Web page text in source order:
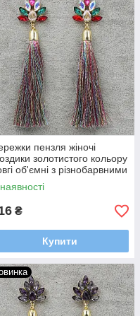
пензля жіночі
золотистого кольору
об'ємні з різнобарвними
довжина 11 см
₴
Купити